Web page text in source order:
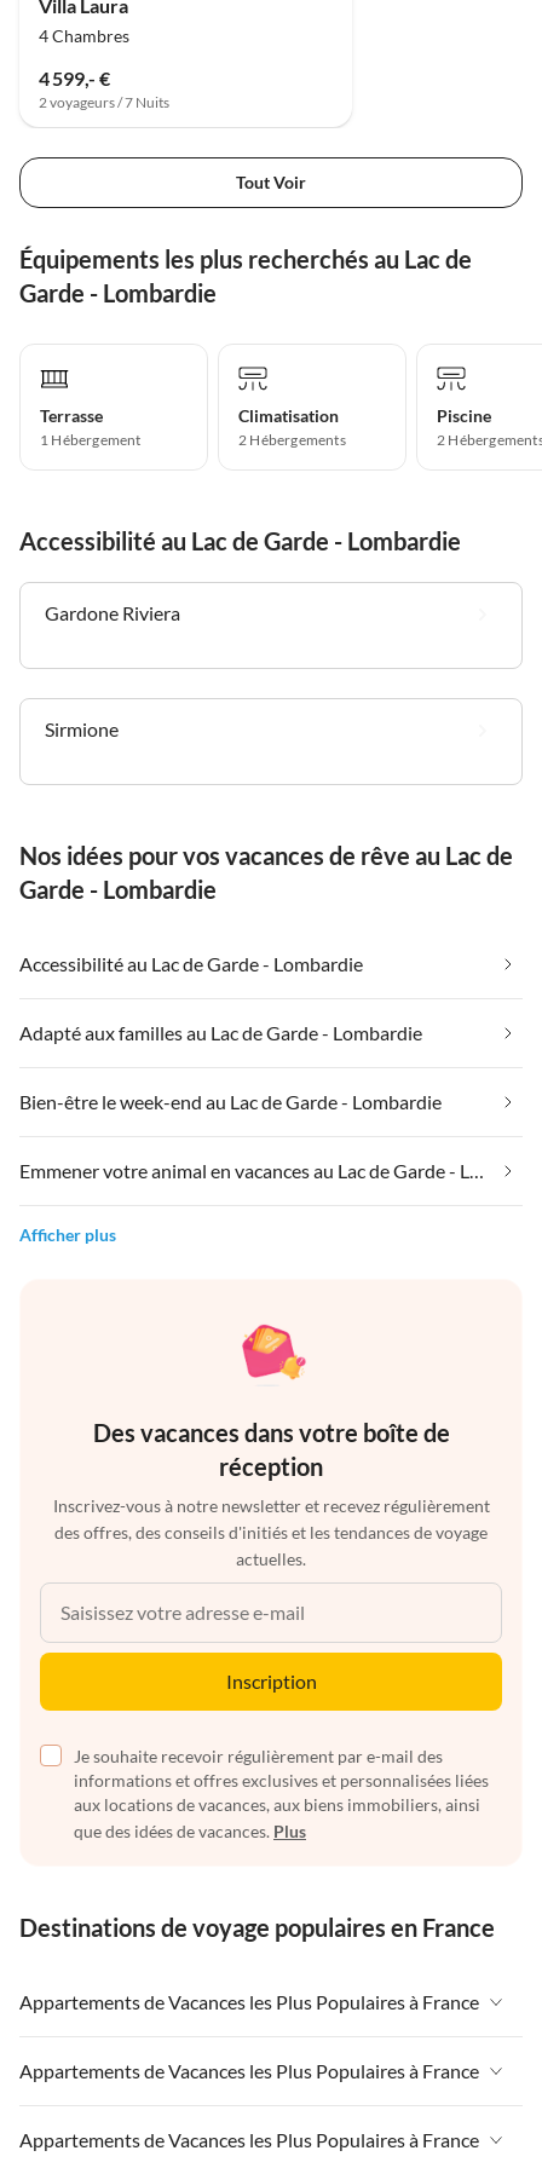
Villa Laura
4 Chambres
4 599,- €
2 voyageurs / 7 Nuits
Tout Voir
Équipements les plus recherchés au Lac de
Garde - Lombardie
Terrasse
1 Hébergement
Climatisation
2 Hébergements
Piscine
2
Accessibilité au Lac de Garde - Lombardie
Gardone Riviera
Sirmione
Nos idées pour vos vacances de rêve au Lac de
Garde - Lombardie
Accessibilité au Lac de Garde - Lombardie
Adapté aux familles au Lac de Garde - Lombardie
Bien-être le week-end au Lac de Garde - Lombardie
Emmener votre animal en vacances au Lac de Garde - Lombardie
Afficher plus
Des vacances dans votre boîte de
réception
Inscrivez-vous à notre newsletter et recevez régulièrement
des offres, des conseils d'initiés et les tendances de voyage
actuelles.
Inscription
Je souhaite recevoir régulièrement par e-mail des
informations et offres exclusives et personnalisées liées
aux locations de vacances, aux biens immobiliers, ainsi
que des idées de vacances. Plus
Destinations de voyage populaires en France
Appartements de Vacances les Plus Populaires à France
Appartements de Vacances à France
Appartements de Vacances à Paris-Ile de France
Appartements de Vacances à Paris
Appartements de Vacances les Plus Populaires à France
Appartements de Vacances à France
Appartements de Vacances les Plus Populaires à France